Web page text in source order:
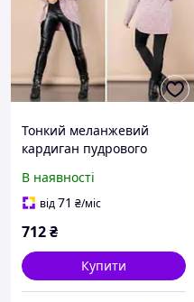
Тонкий меланжевий
кардиган пудрового
захід для жінок Brand 133
Новинка
В наявності
від71 ₴/міс
712₴
Купити